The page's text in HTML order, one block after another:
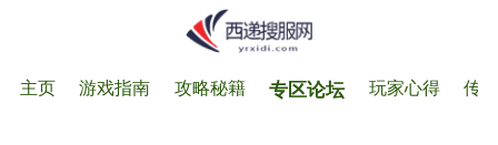
主页 游戏指南 攻略秘籍 专区论坛 玩家心得 传